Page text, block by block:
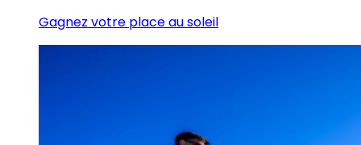
Gagnez votre place au soleil